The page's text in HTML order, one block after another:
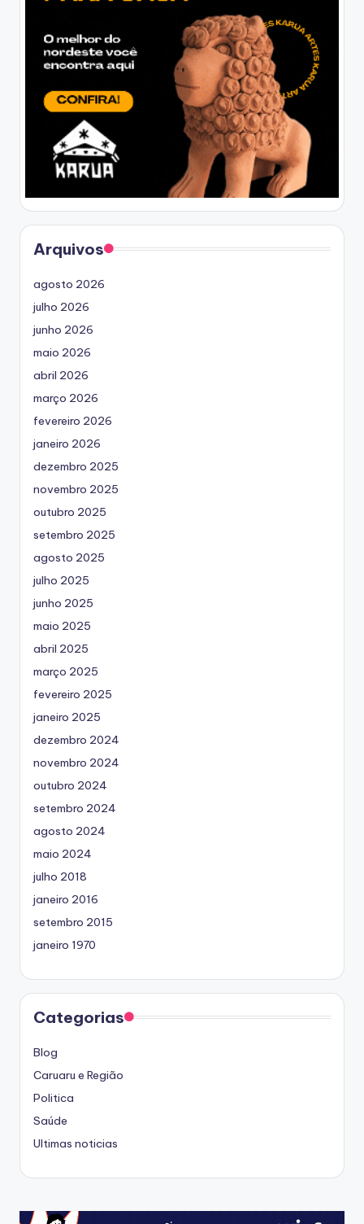
Arquivos
agosto 2026
julho 2026
junho 2026
maio 2026
abril 2026
março 2026
fevereiro 2026
janeiro 2026
dezembro 2025
novembro 2025
outubro 2025
setembro 2025
agosto 2025
julho 2025
junho 2025
maio 2025
abril 2025
março 2025
fevereiro 2025
janeiro 2025
dezembro 2024
novembro 2024
outubro 2024
setembro 2024
agosto 2024
maio 2024
julho 2018
janeiro 2016
setembro 2015
janeiro 1970
Categorias
Blog
Caruaru e Região
Politica
Saúde
Ultimas noticias